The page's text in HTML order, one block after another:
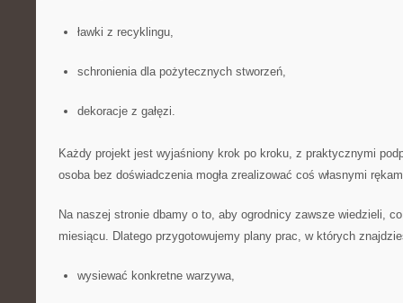
ławki z recyklingu,
schronienia dla pożytecznych stworzeń,
dekoracje z gałęzi.
Każdy projekt jest wyjaśniony krok po kroku, z praktycznymi
osoba bez doświadczenia mogła zrealizować coś własnymi
Na naszej stronie dbamy o to, aby ogrodnicy zawsze wiedzieli,
miesiącu. Dlatego przygotowujemy plany prac, w których
wysiewać konkretne warzywa,